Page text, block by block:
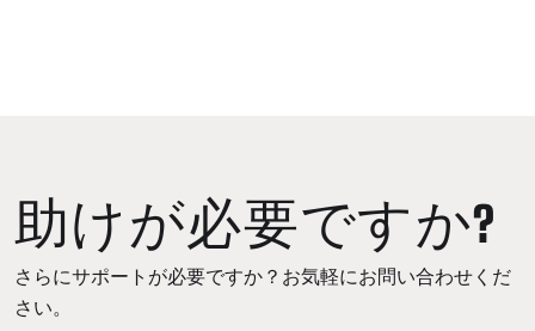
助けが必要ですか?
さらにサポートが必要ですか？お気軽にお問い合わせくだ
さい。